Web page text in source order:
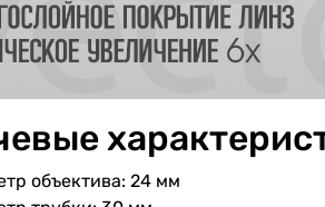
объектива: 24 мм